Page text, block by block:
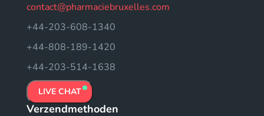
contact@pharmaciebruxelles.com
+44-203-608-1340
+44-808-189-1420
+44-203-514-1638
LIVE CHAT
Verzendmethoden